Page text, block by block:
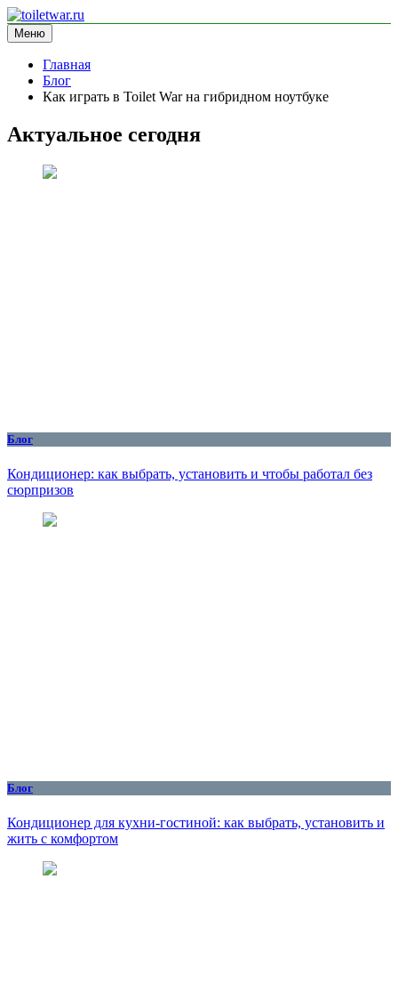
Перейти
к
содержимому
toiletwar.ru
информационный сайт
Меню
Главная
Блог
Как играть в Toilet War на гибридном ноутбуке
Актуальное сегодня
Блог
Кондиционер: как выбрать, установить и чтобы работал без
сюрпризов
Блог
Кондиционер для кухни‑гостиной: как выбрать, установить и
жить с комфортом